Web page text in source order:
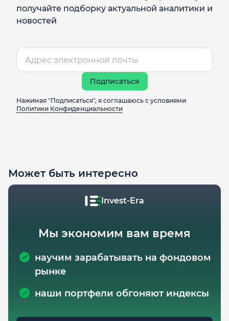
получайте подборку актуальной аналитики и
новостей
Подписаться
Нажимая "Подписаться", я соглашаюсь с условиями
Политики Конфиденциальности
Может быть интересно
Invest-Era
Мы экономим вам время
научим зарабатывать на фондовом
рынке
наши портфели обгоняют индексы